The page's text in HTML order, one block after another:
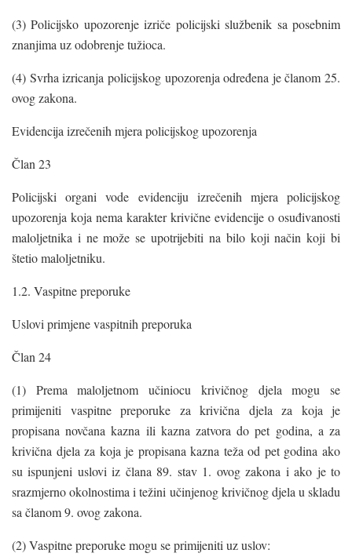
(3) Policijsko upozorenje izriče policijski službenik sa posebnim
znanjima uz odobrenje tužioca.
(4) Svrha izricanja policijskog upozorenja određena je članom 25.
ovog zakona.
Evidencija izrečenih mjera policijskog upozorenja
Član 23
Policijski organi vode evidenciju izrečenih mjera policijskog
upozorenja koja nema karakter krivične evidencije o osuđivanosti
maloljetnika i ne može se upotrijebiti na bilo koji način koji bi
štetio maloljetniku.
1.2. Vaspitne preporuke
Uslovi primjene vaspitnih preporuka
Član 24
(1) Prema maloljetnom učiniocu krivičnog djela mogu se
primijeniti vaspitne preporuke za krivična djela za koja je
propisana novčana kazna ili kazna zatvora do pet godina, a za
krivična djela za koja je propisana kazna teža od pet godina ako
su ispunjeni uslovi iz člana 89. stav 1. ovog zakona i ako je to
srazmjerno okolnostima i težini učinjenog krivičnog djela u skladu
sa članom 9. ovog zakona.
(2) Vaspitne preporuke mogu se primijeniti uz uslov: